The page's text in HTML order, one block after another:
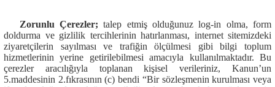
Zorunlu Çerezler; talep etmiş olduğunuz log-in olma, form
doldurma ve gizlilik tercihlerinin hatırlanması, internet sitemizdeki
ziyaretçilerin sayılması ve trafiğin ölçülmesi gibi bilgi toplum
hizmetlerinin yerine getirilebilmesi amacıyla kullanılmaktadır. Bu
çerezler aracılığıyla toplanan kişisel verileriniz, Kanun’un
5.maddesinin 2.fıkrasının (c) bendi “Bir sözleşmenin kurulması veya